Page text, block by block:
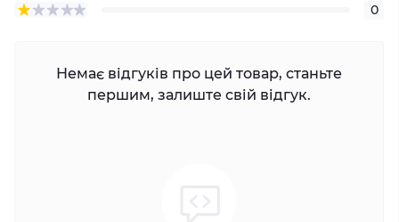
0
Немає відгуків про цей товар, станьте
першим, залиште свій відгук.